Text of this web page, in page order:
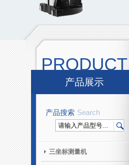
PRODUCT
产品展示
产品搜索 Search
三坐标测量机